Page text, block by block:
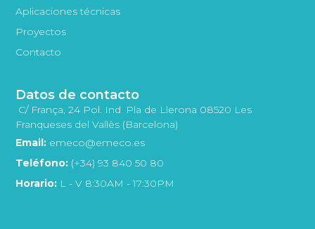
Aplicaciones técnicas
Proyectos
Contacto
Datos de contacto
C/ França, 24 Pol. Ind. Pla de Llerona 08520 Les
Franqueses del Vallès (Barcelona)
Email: emeco@emeco.es
Teléfono: (+34) 93 840 50 80
Horario: L - V 8:30AM - 17:30PM